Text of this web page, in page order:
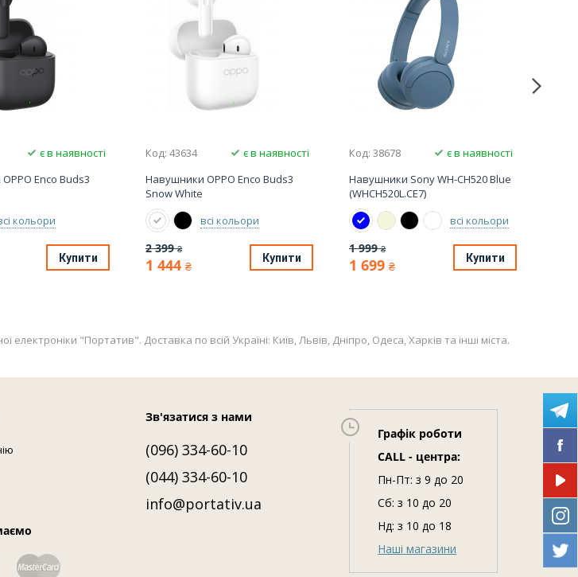
є в наявності
Enco Buds3
кольори
Купити
Код: 43634
є в наявності
Навушники OPPO Enco Buds3
Snow White
всі кольори
2 399 ₴
1 444 ₴
Купити
Код: 38678
є в наявності
Навушники Sony WH-CH520 Blue
(WHCH520L.CE7)
всі кольори
1 999 ₴
1 699 ₴
Купити
"Портатив". Доставка по всій Україні: Київ, Львів, Дніпро, Одеса, Харків та інші міста.
Зв'язатися з нами
(096) 334-60-10
(044) 334-60-10
info@portativ.ua
Графік роботи
CALL - центра:
Пн-Пт: з 9 до 20
Сб: з 10 до 20
Нд: з 10 до 18
Наші магазини